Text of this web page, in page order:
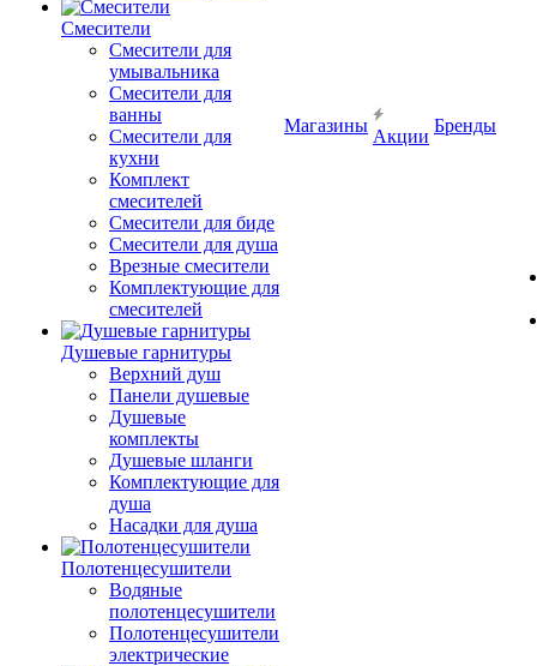
Смесители
Смесители для
умывальника
Смесители для
ванны
Смесители для
кухни
Комплект
смесителей
Смесители для биде
Смесители для душа
Врезные смесители
Комплектующие для
смесителей
Душевые гарнитуры
Верхний душ
Панели душевые
Душевые
комплекты
Душевые шланги
Комплектующие для
душа
Насадки для душа
Полотенцесушители
Водяные
полотенцесушители
Полотенцесушители
электрические
Магазины
Акции
Бренды